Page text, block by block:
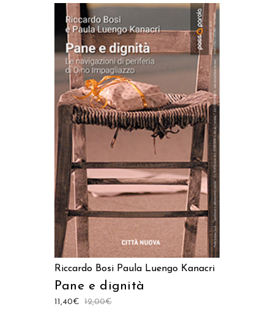
AGGIUNGI AL CARRELLO
Riccardo Bosi Paula Luengo Kanacri
Pane e dignità
12,00€
11,40€